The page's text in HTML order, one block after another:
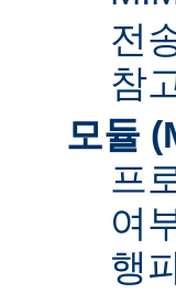
전
참
모듈
프
여
행